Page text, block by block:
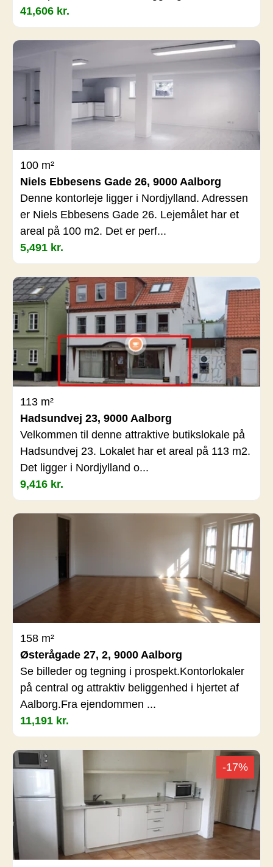
41,606 kr.
100 m²
Niels Ebbesens Gade 26, 9000 Aalborg
Denne kontorleje ligger i Nordjylland. Adressen
er Niels Ebbesens Gade 26. Lejemålet har et
areal på 100 m2. Det er perf...
5,491 kr.
113 m²
Hadsundvej 23, 9000 Aalborg
Velkommen til denne attraktive butikslokale på
Hadsundvej 23. Lokalet har et areal på 113 m2.
Det ligger i Nordjylland o...
9,416 kr.
158 m²
Østerågade 27, 2, 9000 Aalborg
Se billeder og tegning i prospekt.Kontorlokaler
på central og attraktiv beliggenhed i hjertet af
Aalborg.Fra ejendommen ...
11,191 kr.
-17%